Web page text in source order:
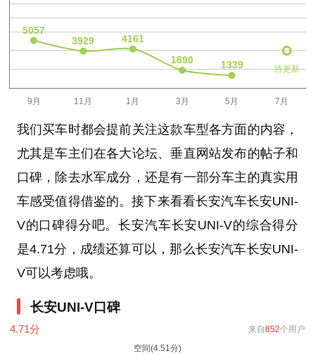
待更新
我们买车时都会提前关注这款车型各方面的内容，
尤其是车主们在各大论坛、垂直网站发布的帖子和
口碑，除去水军成分，还是有一部分车主的真实用
车感受值得借鉴的。接下来看看长安汽车长安UNI-
V的口碑得分吧。长安汽车长安UNI-V的综合得分
是4.71分，成绩还算可以，那么长安汽车长安UNI-
V可以考虑哦。
长安UNI-V口碑
4.71分 来自852个用户